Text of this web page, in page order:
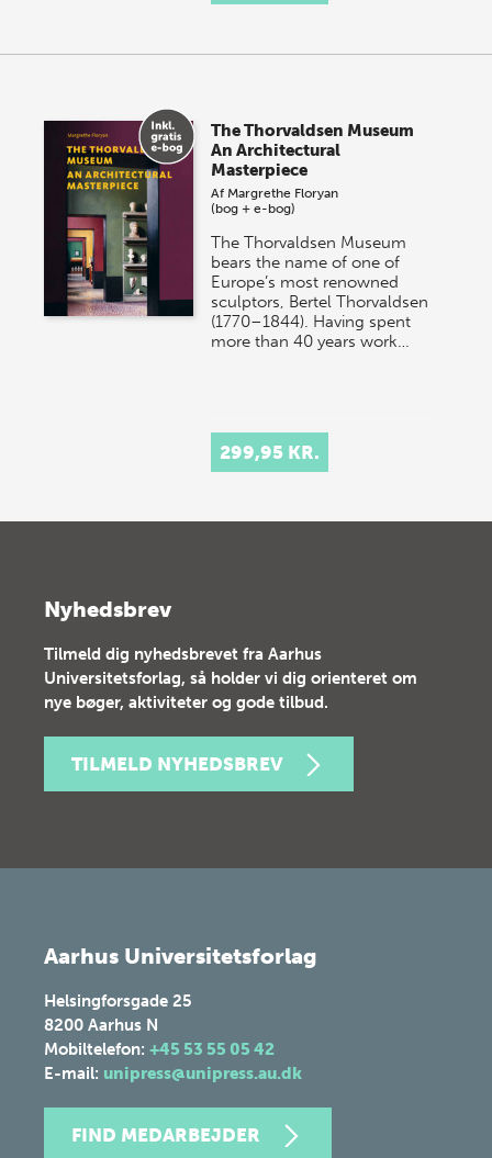
The Thorvaldsen Museum
An Architectural
Masterpiece
Af Margrethe Floryan
(bog + e-bog)
The Thorvaldsen Museum
bears the name of one of
Europe’s most renowned
sculptors, Bertel Thorvaldsen
(1770–1844). Having spent
more than 40 years work…
299,95 KR.
Nyhedsbrev
Tilmeld dig nyhedsbrevet fra Aarhus
Universitetsforlag, så holder vi dig orienteret om
nye bøger, aktiviteter og gode tilbud.
TILMELD NYHEDSBREV
Aarhus Universitetsforlag
Helsingforsgade 25
8200 Aarhus N
Mobiltelefon: +45 53 55 05 42
E-mail: unipress@unipress.au.dk
FIND MEDARBEJDER